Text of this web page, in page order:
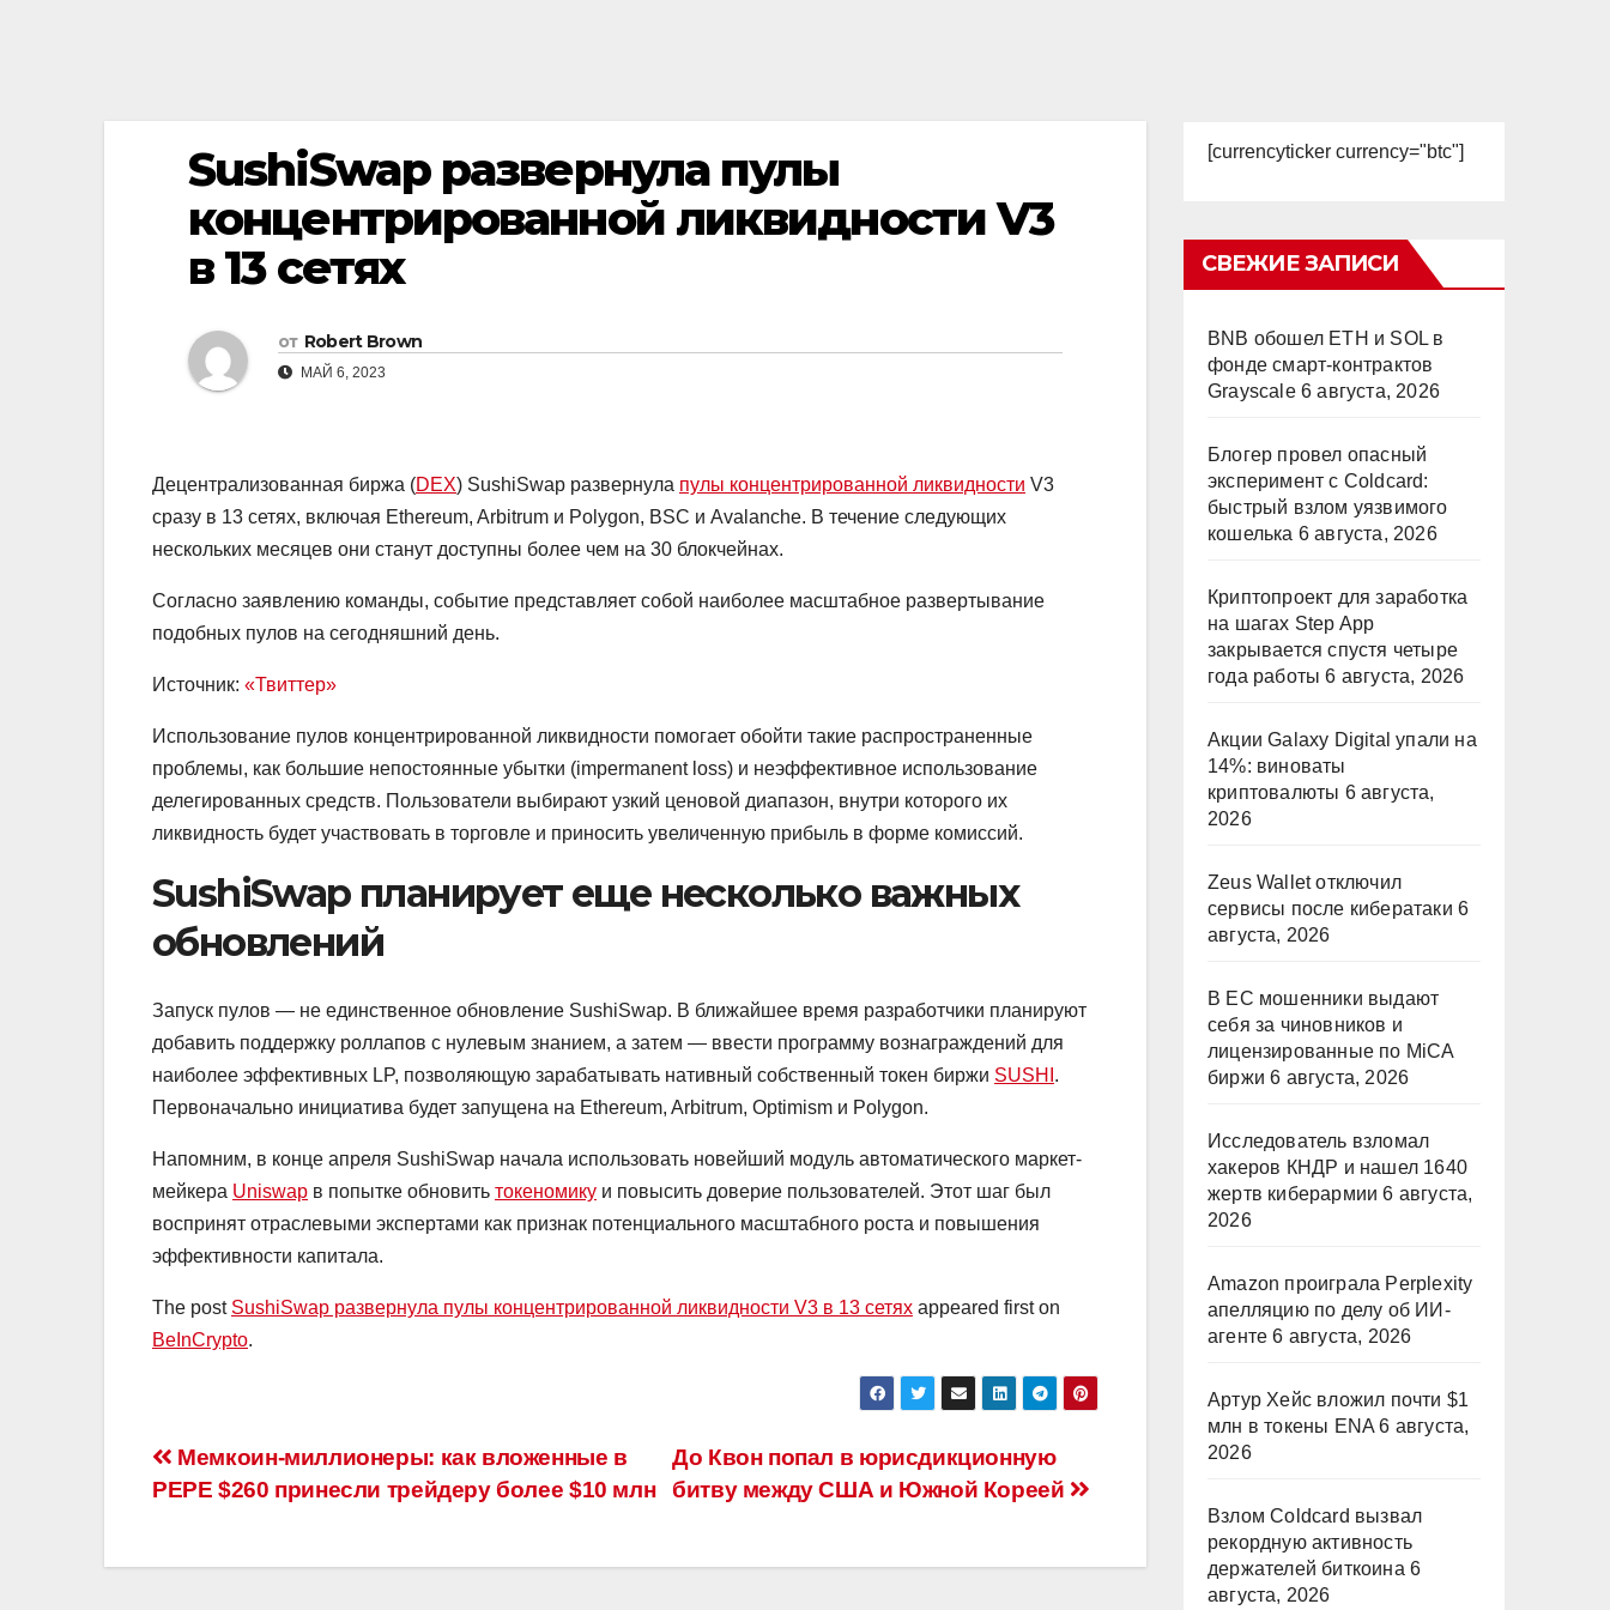
SushiSwap развернула пулы
концентрированной ликвидности V3
в 13 сетях
от Robert Brown
МАЙ 6, 2023
Децентрализованная биржа (DEX) SushiSwap развернула пулы концентрированной ликвидности V3
сразу в 13 сетях, включая Ethereum, Arbitrum и Polygon, BSC и Avalanche. В течение следующих
нескольких месяцев они станут доступны более чем на 30 блокчейнах.
Согласно заявлению команды, событие представляет собой наиболее масштабное развертывание
подобных пулов на сегодняшний день.
Источник: «Твиттер»
Использование пулов концентрированной ликвидности помогает обойти такие распространенные
проблемы, как большие непостоянные убытки (impermanent loss) и неэффективное использование
делегированных средств. Пользователи выбирают узкий ценовой диапазон, внутри которого их
ликвидность будет участвовать в торговле и приносить увеличенную прибыль в форме комиссий.
SushiSwap планирует еще несколько важных
обновлений
Запуск пулов — не единственное обновление SushiSwap. В ближайшее время разработчики планируют
добавить поддержку роллапов с нулевым знанием, а затем — ввести программу вознаграждений для
наиболее эффективных LP, позволяющую зарабатывать нативный собственный токен биржи SUSHI .
Первоначально инициатива будет запущена на Ethereum, Arbitrum, Optimism и Polygon.
Напомним, в конце апреля SushiSwap начала использовать новейший модуль автоматического маркет-
мейкера Uniswap в попытке обновить токеномику и повысить доверие пользователей. Этот шаг был
воспринят отраслевыми экспертами как признак потенциального масштабного роста и повышения
эффективности капитала.
The post SushiSwap развернула пулы концентрированной ликвидности V3 в 13 сетях appeared first on
BeInCrypto.
Навигация
записям
До Квон попал в юрисдикционную
битву между США и Южной Кореей
Мемкоин-миллионеры: как вложенные в
PEPE $260 принесли трейдеру более $10 млн
[currencyticker currency="btc"]
СВЕЖИЕ ЗАПИСИ
BNB обошел ETH и SOL в
фонде смарт-контрактов
Grayscale 6 августа, 2026
Блогер провел опасный
эксперимент с Coldcard:
быстрый взлом уязвимого
кошелька 6 августа, 2026
Криптопроект для заработка
на шагах Step App
закрывается спустя четыре
года работы 6 августа, 2026
Акции Galaxy Digital упали на
14%: виноваты
криптовалюты 6 августа,
2026
Zeus Wallet отключил
сервисы после кибератаки 6
августа, 2026
В ЕС мошенники выдают
себя за чиновников и
лицензированные по MiCA
биржи 6 августа, 2026
Исследователь взломал
хакеров КНДР и нашел 1640
жертв киберармии 6 августа,
2026
Amazon проиграла Perplexity
апелляцию по делу об ИИ-
агенте 6 августа, 2026
Артур Хейс вложил почти $1
млн в токены ENA 6 августа,
2026
Взлом Coldcard вызвал
рекордную активность
держателей биткоина 6
августа, 2026